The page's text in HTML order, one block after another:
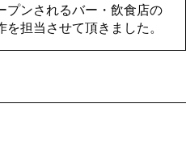
プンされるバー・飲食店の
担当させて頂きました。